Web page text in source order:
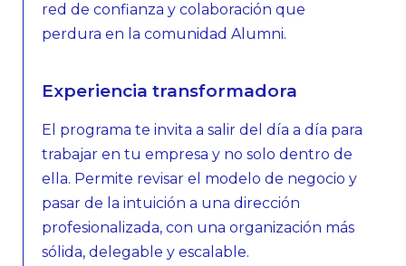
red de confianza y colaboración que
perdura en la comunidad Alumni.
Experiencia transformadora
El programa te invita a salir del día a día para
trabajar en tu empresa y no solo dentro de
ella. Permite revisar el modelo de negocio y
pasar de la intuición a una dirección
profesionalizada, con una organización más
sólida, delegable y escalable.